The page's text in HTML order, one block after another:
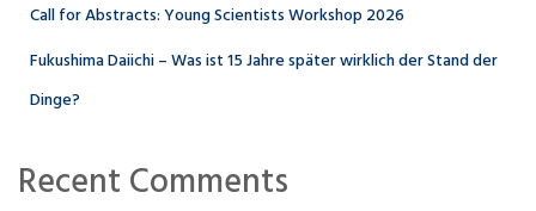
Call for Abstracts: Young Scientists Workshop 2026
Fukushima Daiichi – Was ist 15 Jahre später wirklich der Stand der
Dinge?
Recent Comments